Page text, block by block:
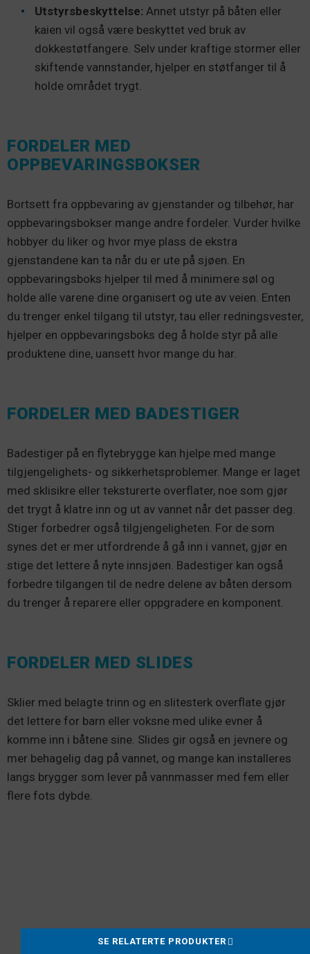
Utstyrsbeskyttelse: Annet utstyr på båten eller
kaien vil også være beskyttet ved bruk av
dokkestøtfangere. Selv under kraftige stormer eller
skiftende vannstander, hjelper en støtfanger til å
holde området trygt.
FORDELER MED
OPPBEVARINGSBOKSER
Bortsett fra oppbevaring av gjenstander og tilbehør, har
oppbevaringsbokser mange andre fordeler. Vurder hvilke
hobbyer du liker og hvor mye plass de ekstra
gjenstandene kan ta når du er ute på sjøen. En
oppbevaringsboks hjelper til med å minimere søl og
holde alle varene dine organisert og ute av veien. Enten
du trenger enkel tilgang til utstyr, tau eller redningsvester,
hjelper en oppbevaringsboks deg å holde styr på alle
produktene dine, uansett hvor mange du har.
FORDELER MED BADESTIGER
Badestiger på en flytebrygge kan hjelpe med mange
tilgjengelighets- og sikkerhetsproblemer. Mange er laget
med sklisikre eller teksturerte overflater, noe som gjør
det trygt å klatre inn og ut av vannet når det passer deg.
Stiger forbedrer også tilgjengeligheten. For de som
synes det er mer utfordrende å gå inn i vannet, gjør en
stige det lettere å nyte innsjøen. Badestiger kan også
forbedre tilgangen til de nedre delene av båten dersom
du trenger å reparere eller oppgradere en komponent.
FORDELER MED SLIDES
Sklier med belagte trinn og en slitesterk overflate gjør
det lettere for barn eller voksne med ulike evner å
komme inn i båtene sine. Slides gir også en jevnere og
mer behagelig dag på vannet, og mange kan installeres
langs brygger som lever på vannmasser med fem eller
flere fots dybde.
SE RELATERTE PRODUKTER